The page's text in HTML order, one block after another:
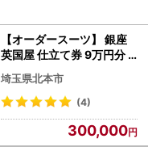
【オーダースーツ】 銀座
英国屋 仕立て券 9万円分
プレゼント用包装| ビジネ
ススーツ メンズ
埼玉県北本市
(4)
300,000